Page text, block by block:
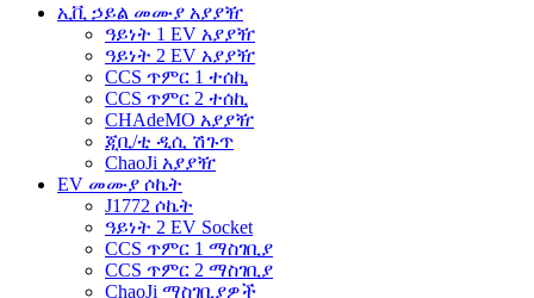
ኢቪ ኃይል መሙያ አያያዥ
ዓይነት 1 EV አያያዥ
ዓይነት 2 EV አያያዥ
CCS ጥምር 1 ተሰኪ
CCS ጥምር 2 ተሰኪ
CHAdeMO አያያዥ
ጂቢ/ቲ ዲሲ ሽጉጥ
ChaoJi አያያዥ
EV መሙያ ሶኬት
J1772 ሶኬት
ዓይነት 2 EV Socket
CCS ጥምር 1 ማስገቢያ
CCS ጥምር 2 ማስገቢያ
ChaoJi ማስገቢያዎች